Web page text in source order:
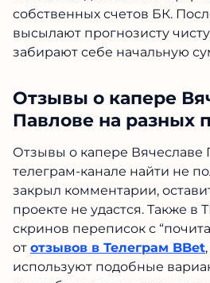
Вячеслав предлагает
модель заработка: клиенты
рублей, ставят эти деньги
они высылают прогнозисту
забирают себе начальную
Отзывы о капере
Павлове на разных
Отзывы о капере Вячеславе
телеграм-канале найти не
закрыл комментарии,
проекте не удастся. Также в